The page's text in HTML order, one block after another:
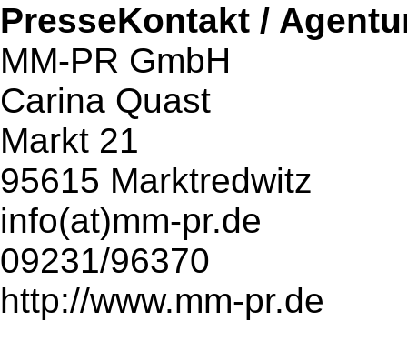
PresseKontakt /
MM-PR GmbH
Carina Quast
Markt 21
95615 Marktredwitz
info(at)mm-pr.de
09231/96370
http://www.mm-pr.de